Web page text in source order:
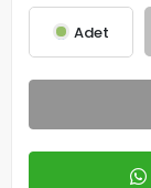
Adet